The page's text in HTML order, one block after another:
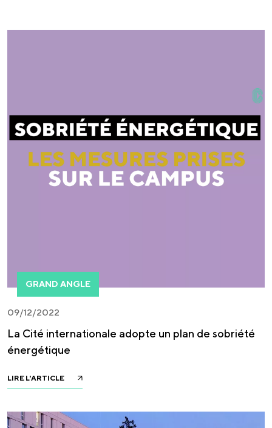
GRAND ANGLE
09/12/2022
La Cité internationale adopte un plan de sobriété
énergétique
LIRE L'ARTICLE